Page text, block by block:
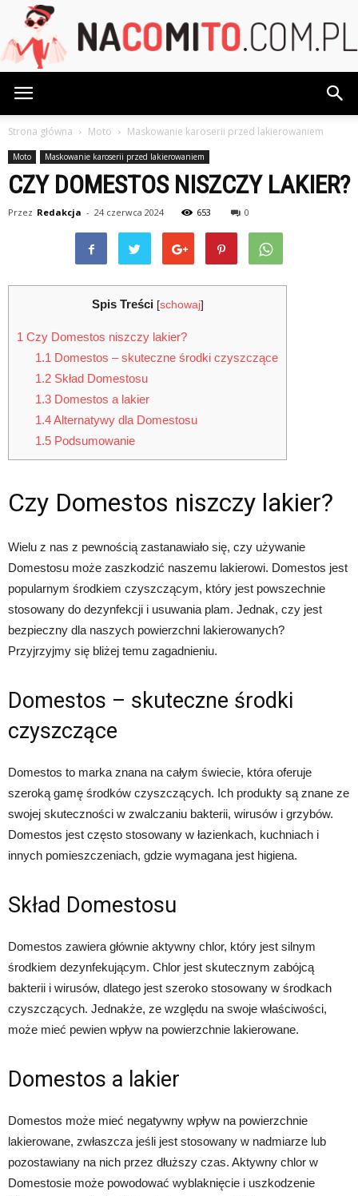
Strona główna Moto Maskowanie karoserii przed lakierowaniem
Moto Maskowanie karoserii przed lakierowaniem
CZY DOMESTOS NISZCZY LAKIER?
Przez Redakcja - 24 czerwca 2024 653 0
Spis Treści [schowaj]
1 Czy Domestos niszczy lakier?
1.1 Domestos – skuteczne środki czyszczące
1.2Skład Domestosu
1.3Domestos a lakier
1.4Alternatywy dla Domestosu
1.5Podsumowanie
Czy Domestos niszczy lakier?
Wielu z nas z pewnością zastanawiało się, czy używanie
Domestosu może zaszkodzić naszemu lakierowi. Domestos jest
popularnym środkiem czyszczącym, który jest powszechnie
stosowany do dezynfekcji i usuwania plam. Jednak, czy jest
bezpieczny dla naszych powierzchni lakierowanych?
Przyjrzyjmy się bliżej temu zagadnieniu.
Domestos – skuteczne środki
czyszczące
Domestos to marka znana na całym świecie, która oferuje
szeroką gamę środków czyszczących. Ich produkty są znane ze
swojej skuteczności w zwalczaniu bakterii, wirusów i grzybów.
Domestos jest często stosowany w łazienkach, kuchniach i
innych pomieszczeniach, gdzie wymagana jest higiena.
Skład Domestosu
Domestos zawiera głównie aktywny chlor, który jest silnym
środkiem dezynfekującym. Chlor jest skutecznym zabójcą
bakterii i wirusów, dlatego jest szeroko stosowany w środkach
czyszczących. Jednakże, ze względu na swoje właściwości,
może mieć pewien wpływ na powierzchnie lakierowane.
Domestos a lakier
Domestos może mieć negatywny wpływ na powierzchnie
lakierowane, zwłaszcza jeśli jest stosowany w nadmiarze lub
pozostawiany na nich przez dłuższy czas. Aktywny chlor w
Domestosie może powodować wyblaknięcie i uszkodzenie